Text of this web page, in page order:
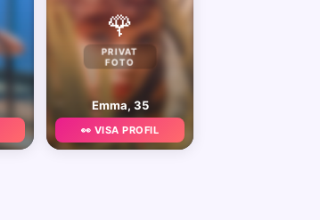
🌹
PRIVAT
FOTO
Emma, 35
👀 VISA PROFIL